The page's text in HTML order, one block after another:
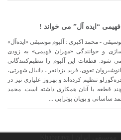
“ایده آل” می خواند !
- محمد اکبری : آلبوم موسیقی «ایده‌آل»
و خوانندگی «مهران فهیمی» به زودی
قطعات این آلبوم را تنظیم‌کنندگانی
تقوی، فربد یزدانفر ، دانیال شهرتی،
تنظیم کرده‌اند و بهروز علیاری نیز در
قطعه با آنان همکاری داشته است. محمد
و پویان بوترابی ...